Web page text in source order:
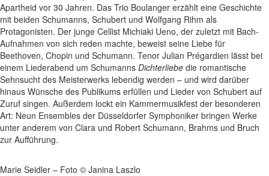
Apartheid vor 30 Jahren. Das Trio Boulanger erzählt eine Geschichte
mit beiden Schumanns, Schubert und Wolfgang Rihm als
Protagonisten. Der junge Cellist Michiaki Ueno, der zuletzt mit Bach-
Aufnahmen von sich reden machte, beweist seine Liebe für
Beethoven, Chopin und Schumann. Tenor Julian Prégardien lässt bei
einem Liederabend um Schumanns Dichterliebe die romantische
Sehnsucht des Meisterwerks lebendig werden – und wird darüber
hinaus Wünsche des Publikums erfüllen und Lieder von Schubert auf
Zuruf singen. Außerdem lockt ein Kammermusikfest der besonderen
Art: Neun Ensembles der Düsseldorfer Symphoniker bringen Werke
unter anderem von Clara und Robert Schumann, Brahms und Bruch
zur Aufführung.
Marie Seidler – Foto © Janina Laszlo